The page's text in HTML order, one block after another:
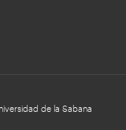
de la Sabana